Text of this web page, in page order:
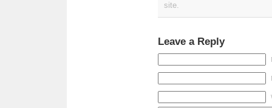
site.
Leave a Reply